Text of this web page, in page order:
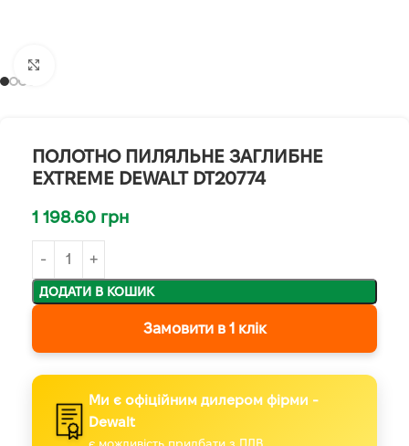
ПОЛОТНО ПИЛЯЛЬНЕ ЗАГЛИБНЕ
EXTREME DEWALT DT20774
1 198.60 грн
ДОДАТИ В КОШИК
Замовити в 1 клік
Ми є офіційним дилером фірми -
Dewalt
є можливість придбати з ПДВ.